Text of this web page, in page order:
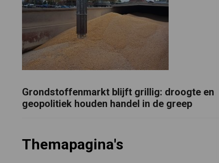
Grondstoffenmarkt blijft grillig: droogte en
geopolitiek houden handel in de greep
Themapagina's